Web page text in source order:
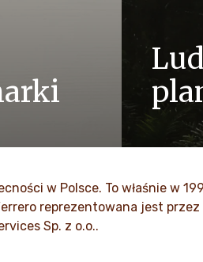
wartości
w Polsce. To właśnie w
reprezentowana jest przez
Sp. z o.o..